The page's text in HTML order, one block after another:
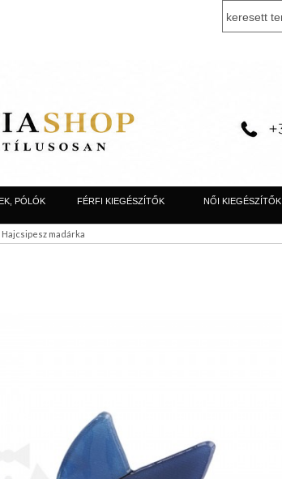
PÓLÓK FÉRFI KIEGÉSZÍTŐK NŐI KIEGÉSZÍTŐK
Hajcsipesz madárka